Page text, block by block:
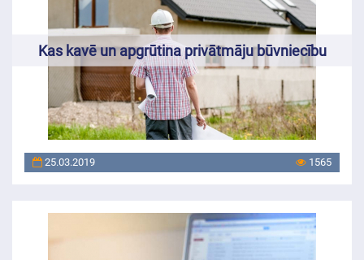
Kas kavē un apgrūtina privātmāju būvniecību
25.03.2019 1565